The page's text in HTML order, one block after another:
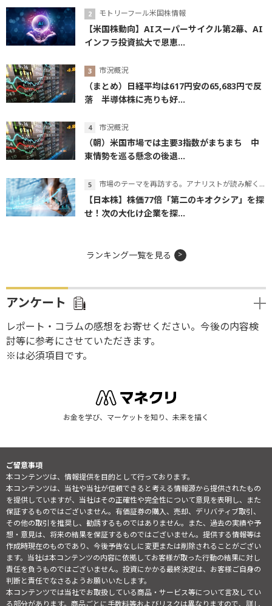
モトリーフール米国株情報
【米国株動向】AIスーパーサイクル第2幕、AI
インフラ投資拡大で恩恵...
市況概況
（まとめ）日経平均は617円安の65,683円で反
落 半導体株に売りも好...
市況概況
（朝）米国市場では主要3指数がまちまち 中
東情勢を巡る懸念の後退...
市場のテーマを再訪する。アナリストが読み解くテーマの本質
【日本株】株価77倍「第二のキオクシア」を探
せ！次の大化け企業を探...
ランキング一覧を見る
アンケート
レポート・コラムの感想をお寄せください。今後の内容検
討等に参考にさせていただきます。
※は必須項目です。
お金を学び、マーケットを知り、未来を描く
ご留意事項
本コンテンツは、情報提供を目的として行っております。
本コンテンツは、当社や当社が信頼できると考える情報源から提供されたもの
を提供していますが、当社はその正確性や完全性について意見を表明し、また
保証するものではございません。有価証券の購入、売却、デリバティブ取引、
その他の取引を推奨し、勧誘するものではありません。また、過去の実績や予
想・意見は、将来の結果を保証するものではございません。提供する情報等は
作成時現在のものであり、今後予告なしに変更または削除されることがござい
ます。当社は本コンテンツの内容に依拠してお客様が取った行動の結果に対し
責任を負うものではございません。投資にかかる最終決定は、お客様ご自身の
判断と責任でなさるようお願いいたします。
本コンテンツでは当社でお取扱している商品・サービス等について言及してい
る部分があります。商品ごとに手数料等およびリスクは異なりますので、詳し